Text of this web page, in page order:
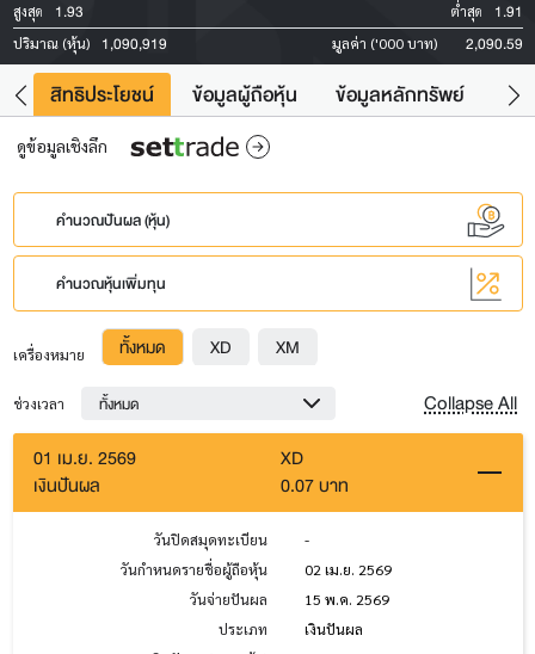
สูงสุด
1.93 ต่ำสุด 1.91
ปริมาณ (หุ้น) 1,090,919 มูลค่า ('000 บาท) 2,090.59
สิทธิประโยชน์ ข้อมูลผู้ถือหุ้น ข้อมูลหลักทรัพย์
ดูข้อมูลเชิงลึก
คำนวณปันผล (หุ้น)
คำนวณหุ้นเพิ่มทุน
เครื่องหมาย ทั้งหมด XD XM
ช่วงเวลา ทั้งหมด Collapse All
01 เม.ย. 2569
XD
เงินปันผล
0.07 บาท
วันปิดสมุดทะเบียน
-
วันกำหนดรายชื่อผู้ถือหุ้น
02 เม.ย. 2569
วันจ่ายปันผล
15 พ.ค. 2569
ประเภท
เงินปันผล